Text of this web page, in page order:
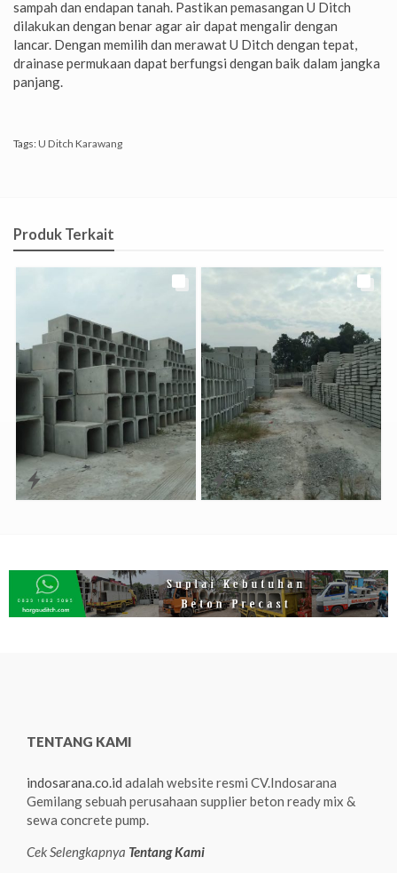
sampah dan endapan tanah. Pastikan pemasangan U Ditch
dilakukan dengan benar agar air dapat mengalir dengan
lancar. Dengan memilih dan merawat U Ditch dengan tepat,
drainase permukaan dapat berfungsi dengan baik dalam jangka
panjang.
Tags:U Ditch Karawang
Produk Terkait
TENTANG KAMI
indosarana.co.id adalah website resmi CV.Indosarana
Gemilang sebuah perusahaan supplier beton ready mix &
sewa concrete pump.
Cek Selengkapnya Tentang Kami